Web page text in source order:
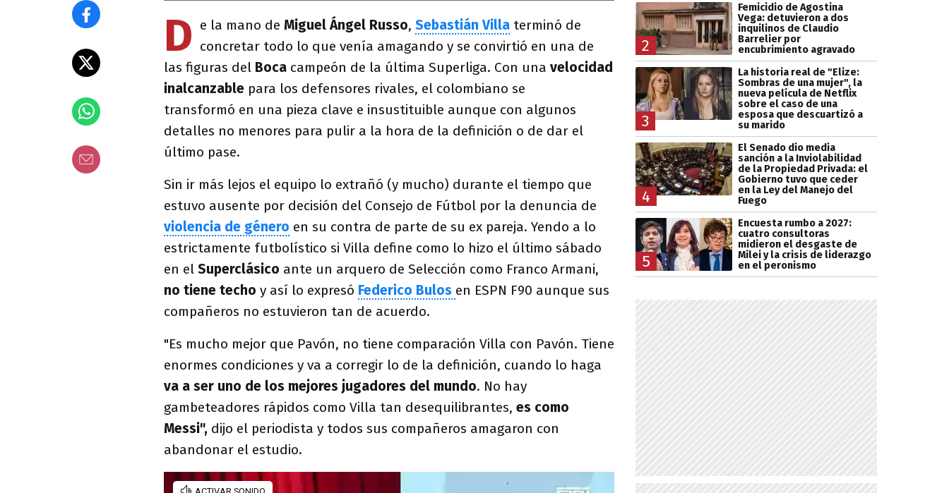
D e la mano de Miguel Ángel Russo, Sebastián Villa terminó de
concretar todo lo que venía amagando y se convirtió en una de
las figuras del Boca campeón de la última Superliga. Con una velocidad
inalcanzable para los defensores rivales, el colombiano se
transformó en una pieza clave e insustituible aunque con algunos
detalles no menores para pulir a la hora de la definición o de dar el
último pase.
Sin ir más lejos el equipo lo extrañó (y mucho) durante el tiempo que
estuvo ausente por decisión del Consejo de Fútbol por la denuncia de
violencia de género en su contra de parte de su ex pareja. Yendo a lo
estrictamente futbolístico si Villa define como lo hizo el último sábado
en el Superclásico ante un arquero de Selección como Franco Armani,
no tiene techo y así lo expresó Federico Bulos en ESPN F90 aunque sus
compañeros no estuvieron tan de acuerdo.
"Es mucho mejor que Pavón, no tiene comparación Villa con Pavón. Tiene
enormes condiciones y va a corregir lo de la definición, cuando lo haga
va a ser uno de los mejores jugadores del mundo. No hay
gambeteadores rápidos como Villa tan desequilibrantes, es como
Messi", dijo el periodista y todos sus compañeros amagaron con
abandonar el estudio.
2
Femicidio de Agostina
Vega: detuvieron a dos
inquilinos de Claudio
Barrelier por
encubrimiento agravado
3
La historia real de "Elize:
Sombras de una mujer", la
nueva película de Netflix
sobre el caso de una
esposa que descuartizó a
su marido
4
El Senado dio media
sanción a la Inviolabilidad
de la Propiedad Privada: el
Gobierno tuvo que ceder
en la Ley del Manejo del
Fuego
5
Encuesta rumbo a 2027:
cuatro consultoras
midieron el desgaste de
Milei y la crisis de liderazgo
en el peronismo